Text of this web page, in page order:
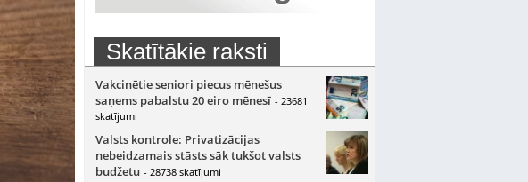
Skatītākie raksti
Vakcinētie seniori piecus mēnešus
saņems pabalstu 20 eiro mēnesī - 23681
skatījumi
Valsts kontrole: Privatizācijas
nebeidzamais stāsts sāk tukšot valsts
budžetu - 28738 skatījumi